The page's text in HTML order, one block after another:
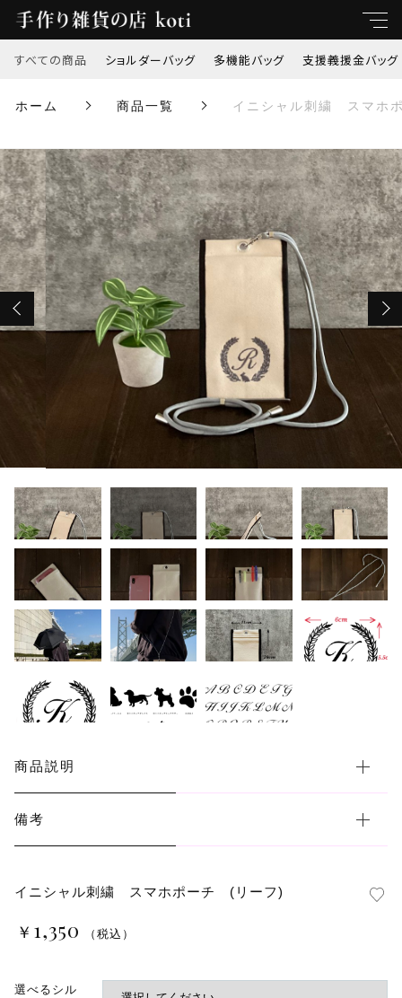
すべての商品 ショルダーバッグ 多機能バッグ 支援義援金バッグ
ホーム 商品一覧 イニシャル刺繍 スマホ
商品説明
備考
イニシャル刺繍 スマホポーチ (リーフ)
￥ 1,350 （税込）
選べるシル
選べるシルエット7種
数量
（税込）
ショッピングを続ける
カートを確認する
ショルダーバッグ
多機能バッグ
支援義援金バッグ
オリジナル刺繍
トートバッグ
その他
子カテゴリ
価格帯
～
その他
在庫あり セール